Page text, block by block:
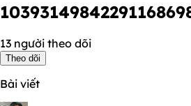
13 người theo dõi
Theo dõi
Bài viết